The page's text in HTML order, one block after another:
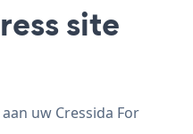
site
uw Cressida For